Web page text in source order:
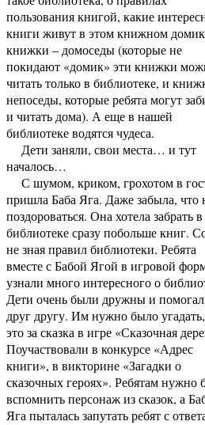
пользования книгой, какие
книги живут в этом книжном
книжки – домоседы (которые не
покидают «домик» эти книжки
читать только в библиотеке, и
непоседы, которые ребята могут
и читать дома). А еще в нашей
библиотеке водятся чудеса.
Дети заняли, свои места… и тут
началось…
С шумом, криком, грохотом в
пришла Баба Яга. Даже забыла, что
поздороваться. Она хотела забрать в
библиотеке сразу побольше книг.
не зная правил библиотеки. Ребята
вместе с Бабой Ягой в игровой
узнали много интересного о
Дети очень были дружны и
друг другу. Им нужно было
это за сказка в игре «Сказочная
Поучаствовали в конкурсе «Адрес
книги», в викторине «Загадки о
сказочных героях». Ребятам нужно
вспомнить персонаж из сказок, а
Яга пыталась запутать ребят с